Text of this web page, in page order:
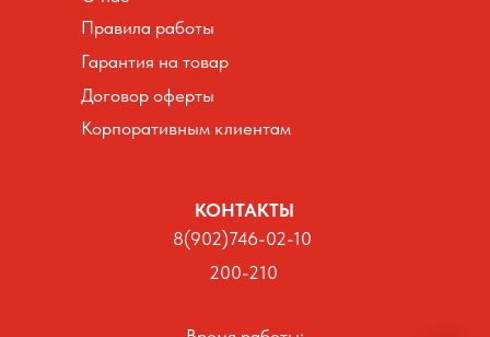
КОНТАКТЫ
Правила работы
Договор оферты
Гарантия на товар
8(902)746-02-10
200-210
Корпоративным клиентам